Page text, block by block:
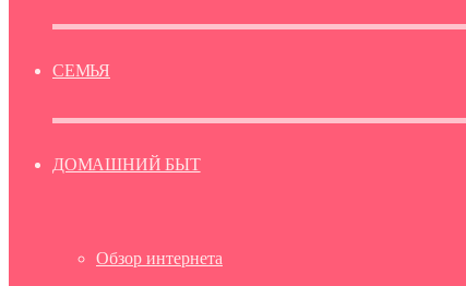
СЕМЬЯ
ДОМАШНИЙ БЫТ
Обзор интернета